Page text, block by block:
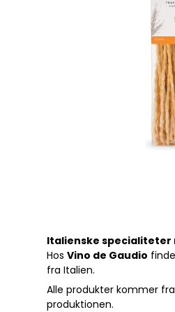
Italienske
HosVino de Gaudio
fra Italien.
Alle produkter kommer
produktionen.